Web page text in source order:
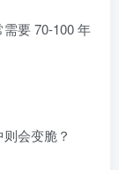
要 70-100 年
会变脆？